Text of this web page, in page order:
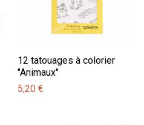
12 tatouages à colorier
"Animaux"
5,20 €